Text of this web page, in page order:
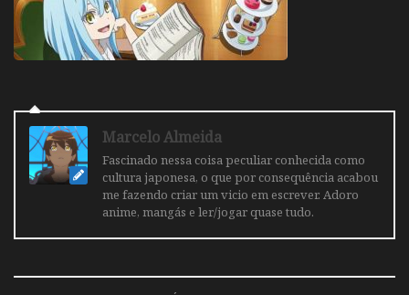
Marcelo Almeida
Fascinado nessa coisa peculiar conhecida como
cultura japonesa, o que por consequência acabou
me fazendo criar um vicio em escrever. Adoro
anime, mangás e ler/jogar quase tudo.